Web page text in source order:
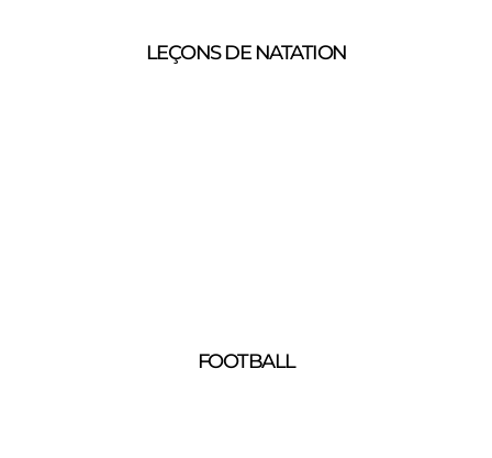
LEÇONS DE NATATION
FOOTBALL